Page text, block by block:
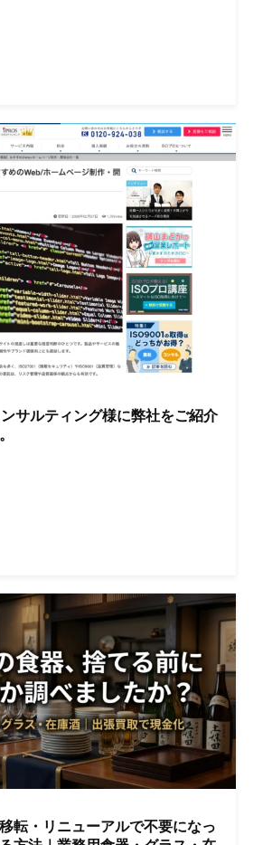
サルティング様に弊社をご紹介
転・リニューアルで不要になっ